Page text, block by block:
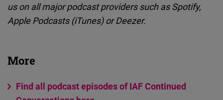
us on all major podcast providers such as Spotify,
Apple Podcasts (iTunes) or Deezer.
More
Find all podcast episodes of IAF Continued